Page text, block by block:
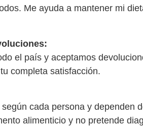
todos. Me ayuda a mantener mi
el país y aceptamos
completa satisfacción.
cada persona y dependen
alimenticio y no pretende